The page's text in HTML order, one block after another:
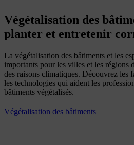
Végétalisation des
planter et entretenir
La végétalisation des bâtiments et les
importants pour les villes et les régions
des raisons climatiques. Découvrez les
les technologies qui aident les
bâtiments végétalisés.
Végétalisation des bâtiments